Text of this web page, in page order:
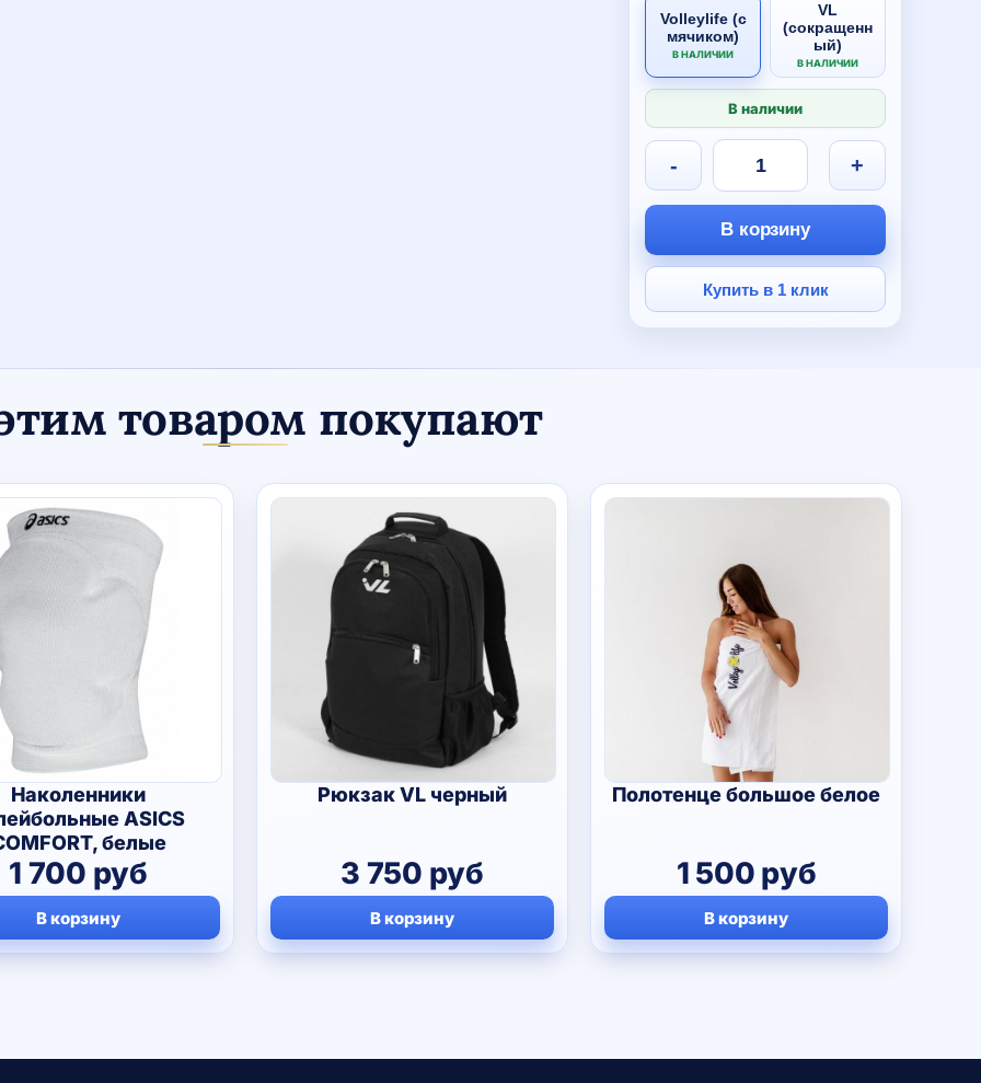
Volleylife (с
мячиком)
В НАЛИЧИИ
VL
(сокращенн
ый)
В НАЛИЧИИ
В наличии
- +
В корзину
Купить в 1 клик
товаром покупают
Наколенники
ASICS
белые
1 700 руб
В корзину
Рюкзак VL черный
3 750 руб
В корзину
Полотенце большое белое
1 500 руб
В корзину